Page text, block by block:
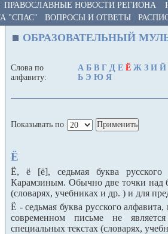
ПРАВОСЛАВНЫЕ НОВОСТИ РЕГИОНА
"СПАС"
ВОПРОСЫ И ОТВЕТЫ
ОБРАЗОВАТЕЛЬНЫЙ
Слова по
алфавиту:
А Б В Г Д Е Ё Ж З И Й
Ь Э Ю Я
Показывать по
Ё
Ё, ё [ё], седьмая буква
Карамзиным. Обычно две точки над
(словарях, учебниках и др. ) и для
Ё - седьмая буква русского
современном письме не
специальных текстах (словарях,